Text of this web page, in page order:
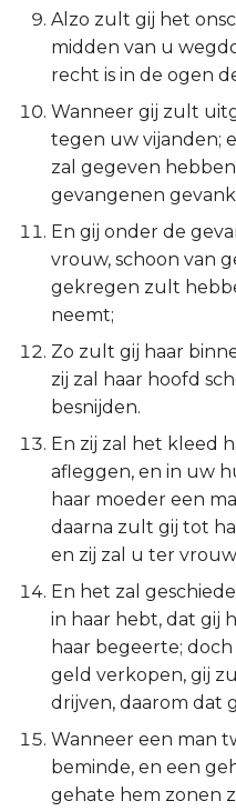
1 Petrus
2 Petrus
1 Johannes
2 Johannes
3 Johannes
Judas
Openbaring
Alzo zult gij het
midden van u
recht is in de ogen
Wanneer gij zult
tegen uw vijanden;
zal gegeven
gevangenen
En gij onder de
vrouw, schoon van
gekregen zult
neemt;
Zo zult gij haar
zij zal haar hoofd
besnijden.
En zij zal het kleed
afleggen, en in uw
haar moeder een
daarna zult gij tot
en zij zal u ter
En het zal
in haar hebt, dat gij
haar begeerte;
geld verkopen, gij
drijven, daarom dat
Wanneer een man
beminde, en een
gehate hem zonen